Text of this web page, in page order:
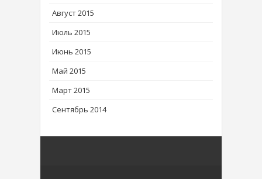
Август 2015
Июль 2015
Июнь 2015
Май 2015
Март 2015
Сентябрь 2014